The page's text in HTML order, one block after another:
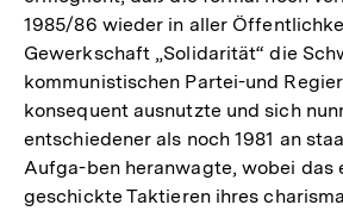
1985/86 wieder in aller
Gewerkschaft „Solidarität“ die
kommunistischen Partei-und
konsequent ausnutzte und sich
entschiedener als noch 1981 an
Aufga-ben heranwagte, wobei das
geschickte Taktieren ihres